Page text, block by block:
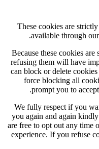
These cookies are
available
Because these
refusing them will
can block or delete
force blocking all
prompt you to
We fully respect if
you again and again
are free to opt out any
experience. If you